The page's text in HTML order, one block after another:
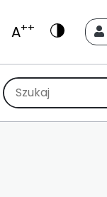
A++